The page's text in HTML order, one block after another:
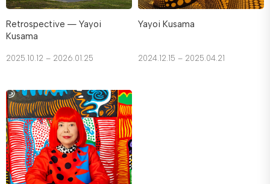
Retrospective ― Yayoi
Kusama
2025.10.12 – 2026.01.25
Yayoi Kusama
2024.12.15 – 2025.04.21